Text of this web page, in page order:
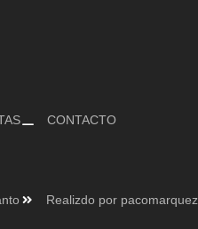
CONTACTO
Realizdo por pacomarquez